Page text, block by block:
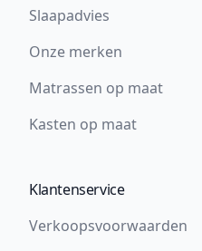
Slaapadvies
Onze merken
Matrassen op maat
Kasten op maat
Klantenservice
Verkoopsvoorwaarden